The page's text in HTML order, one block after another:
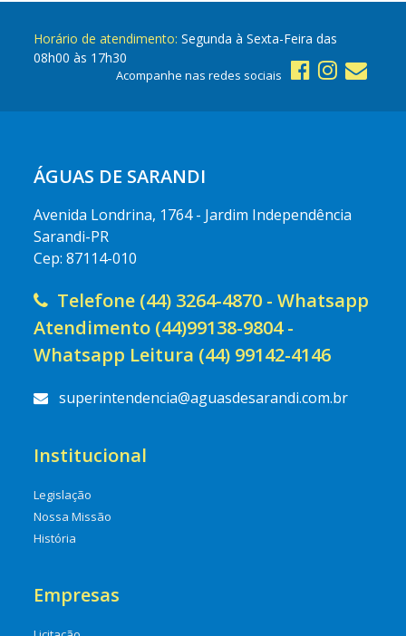
Horário de atendimento: Segunda à Sexta-Feira das
08h00 às 17h30
Acompanhe nas redes sociais
ÁGUAS DE SARANDI
Avenida Londrina, 1764 - Jardim Independência
Sarandi-PR
Cep: 87114-010
Telefone (44) 3264-4870 - Whatsapp
Atendimento (44)99138-9804 -
Whatsapp Leitura (44) 99142-4146
superintendencia@aguasdesarandi.com.br
Institucional
Legislação
Nossa Missão
História
Empresas